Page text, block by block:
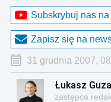
Subskrybuj nas
Zapisz się na
31 grudnia 2007,
Łukasz Guza
zastępca